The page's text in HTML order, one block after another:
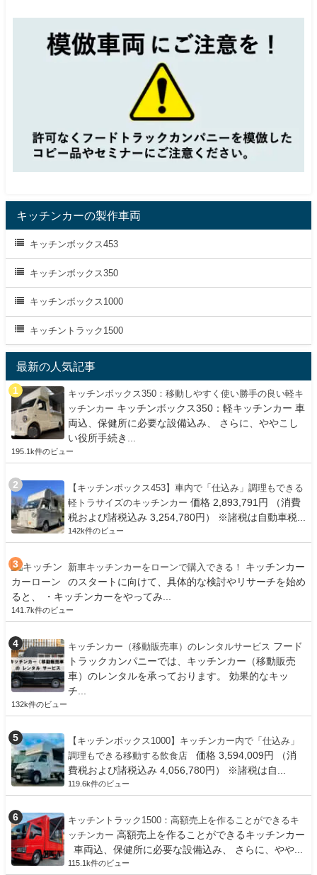
キッチンカーの製作車両
キッチンボックス453
キッチンボックス350
キッチンボックス1000
キッチントラック1500
最新の人気記事
キッチンボックス350：移動しやすく使い勝手の良い軽キ
ッチンカー キッチンボックス350：軽キッチンカー 車
両込、保健所に必要な設備込み、 さらに、ややこし
い役所手続き...
195.1k件のビュー
【キッチンボックス453】車内で「仕込み」調理もできる
軽トラサイズのキッチンカー 価格 2,893,791円 （消費
税および諸税込み 3,254,780円） ※諸税は自動車税...
142k件のビュー
新車キッチンカーをローンで購入できる！
キッチンカー
のスタートに向けて、具体的な検討やリサーチを始め
ると、 ・キッチンカーをやってみ...
141.7k件のビュー
キッチンカー（移動販売車）のレンタルサービス フード
トラックカンパニーでは、キッチンカー（移動販売
車）のレンタルを承っております。 効果的なキッ
チ...
132k件のビュー
【キッチンボックス1000】キッチンカー内で「仕込み」
調理もできる移動する飲食店
価格 3,594,009円 （消
費税および諸税込み 4,056,780円） ※諸税は自...
119.6k件のビュー
キッチントラック1500：高額売上を作ることができるキ
ッチンカー 高額売上を作ることができるキッチンカー
車両込、保健所に必要な設備込み、 さらに、やや...
115.1k件のビュー